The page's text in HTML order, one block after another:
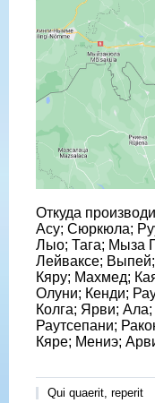
Откуда
Асу; Сюркюла;
Лыо; Тага; Мыза
Лейваксе;
Кяру; Махмед;
Олуни; Кенди;
Колга; Ярви;
Раутсепани;
Кяре; Мениэ;
Qui quaerit, reperit